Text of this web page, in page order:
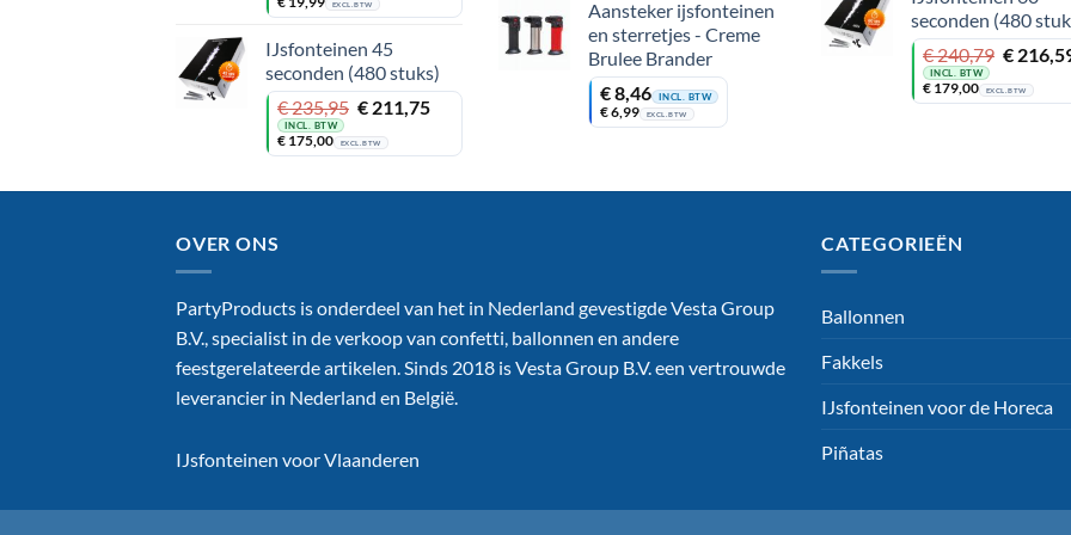
was:
is:
EXCL. BTW
IJsfonteinen 45
seconden (480 stuks)
€235,95
Oorspronkelijke
prijs
was:
€211,75
Huidige
prijs
is:
INCL. BTW
€ 175,00 EXCL. BTW
Aansteker ijsfonteinen
en sterretjes - Creme
Brulee Brander
€8,46 INCL. BTW
€6,99 EXCL. BTW
seconden (480
€240,79
Oorspronkelijke
prijs
was:
€
Huidige
prijs
is:
INCL. BTW
€ 179,00 EXCL. BTW
OVER ONS
PartyProducts is onderdeel van het in Nederland gevestigde Vesta Group
B.V., specialist in de verkoop van confetti, ballonnen en andere
feestgerelateerde artikelen. Sinds 2018 is Vesta Group B.V. een vertrouwde
leverancier in Nederland en België.
IJsfonteinen voor Vlaanderen
CATEGORIEËN
Ballonnen
Fakkels
IJsfonteinen voor de Horeca
Piñatas